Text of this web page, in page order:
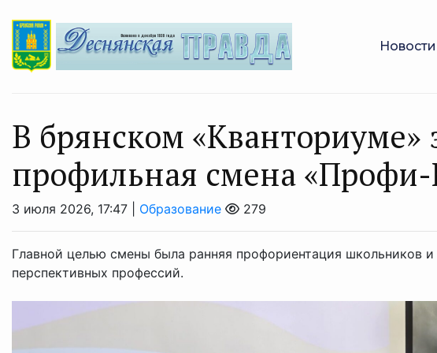
Новости
В брянском «Кванториуме»
профильная смена
3 июля 2026, 17:47 | Образование 279
Главной целью смены была ранняя профориентация школьников
перспективных профессий.